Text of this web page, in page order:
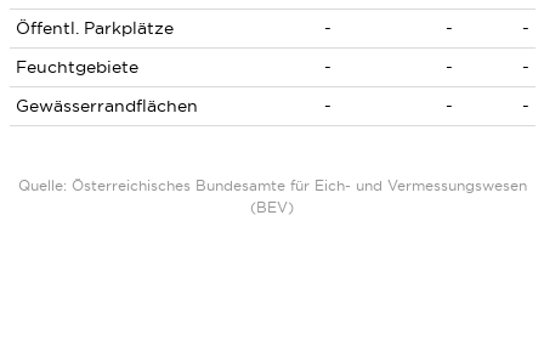
Öffentl. Parkplätze
- -
-
Feuchtgebiete
- -
-
Gewässerrandflächen
- - -
Quelle: Österreichisches Bundesamte für Eich- und Vermessungswesen
(BEV)